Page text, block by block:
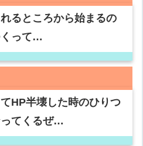
るところから始まるの
くって…
HP半壊した時のひりつ
てくるぜ…